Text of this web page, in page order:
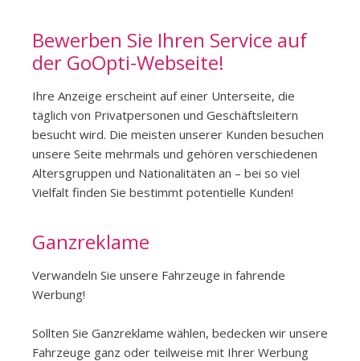
Bewerben Sie Ihren Service auf
der GoOpti-Webseite!
Ihre Anzeige erscheint auf einer Unterseite, die
täglich von Privatpersonen und Geschäftsleitern
besucht wird. Die meisten unserer Kunden besuchen
unsere Seite mehrmals und gehören verschiedenen
Altersgruppen und Nationalitäten an – bei so viel
Vielfalt finden Sie bestimmt potentielle Kunden!
Ganzreklame
Verwandeln Sie unsere Fahrzeuge in fahrende
Werbung!
Sollten Sie Ganzreklame wählen, bedecken wir unsere
Fahrzeuge ganz oder teilweise mit Ihrer Werbung